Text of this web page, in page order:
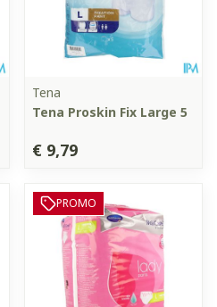
Tena
Tena Proskin Fix Large 5
€ 9,79
PROMO